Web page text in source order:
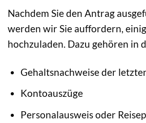
Nachdem Sie den Antrag
werden wir Sie auffordern,
hochzuladen. Dazu gehören in
Gehaltsnachweise der
Kontoauszüge
Personalausweis oder